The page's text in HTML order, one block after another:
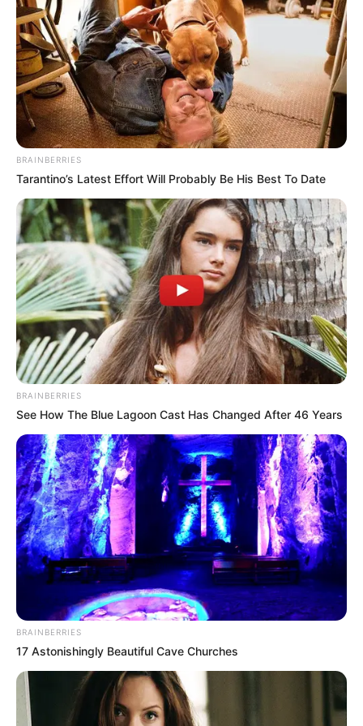
Die Crêpes auf beiden Seiten goldbraun
backen.
So entsteht die perfekte Grundlage für süße
und herzhafte Variationen.
Gesund & köstlich:
crepes rezept einfach
neu entdeckt! – Die
gesunde Variante
Viele fragen sich: Wie kann man Crêpes
gesünder und leichter machen, ohne auf
Geschmack zu verzichten? Hier einige Tricks:
Gesunde Mehlalternativen
Dinkelmehl:
Reich an Mineralstoffen,
leicht nussiger Geschmack.
Buchweizenmehl:Glutenfrei und
besonders beliebt in der Bretagne.
Hafermehl:Sättigend und
ballaststoffreich – ideal für das
Frühstück.
Milchalternativen
Hafermilch:Mild im Geschmack, perfekt
BRAINBERRIES
Tarantino’s Latest Effort Will Probably Be His Best To Date
BRAINBERRIES
See How The Blue Lagoon Cast Has Changed After 46 Years
BRAINBERRIES
17 Astonishingly Beautiful Cave Churches